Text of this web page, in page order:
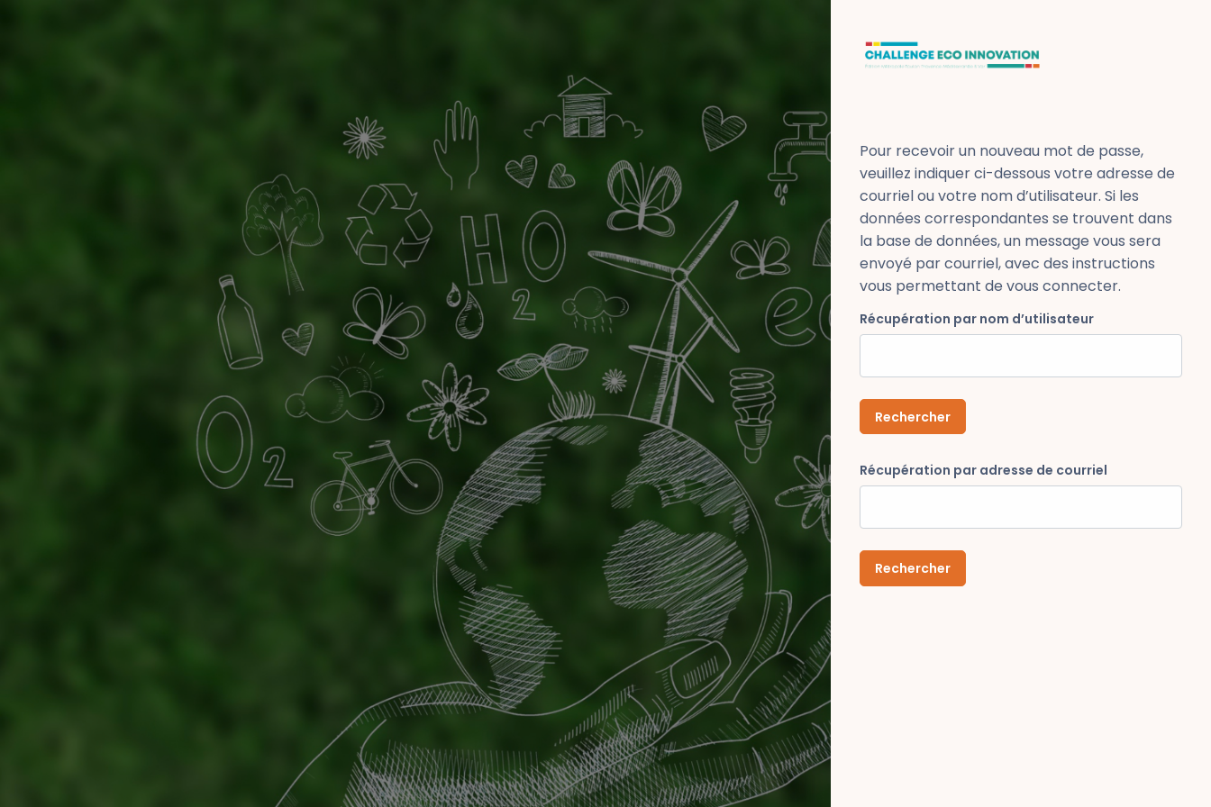
Pour recevoir un nouveau mot de passe,
veuillez indiquer ci-dessous votre adresse de
courriel ou votre nom d’utilisateur. Si les
données correspondantes se trouvent dans
la base de données, un message vous sera
envoyé par courriel, avec des instructions
vous permettant de vous connecter.
Récupération par nom d’utilisateur
Récupération par adresse de courriel